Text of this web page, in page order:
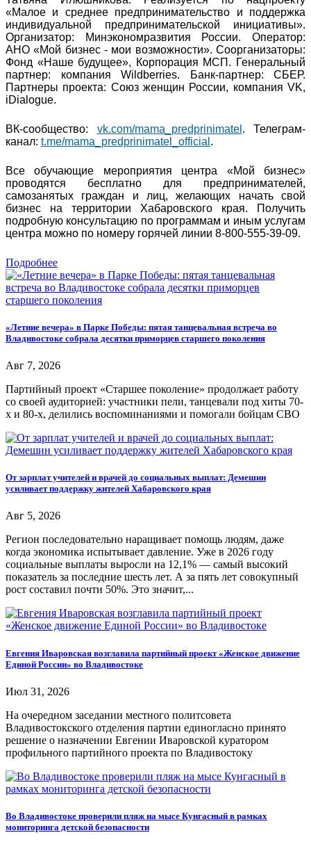
«Малое и среднее предпринимательство и поддержка
индивидуальной предпринимательской инициативы».
Организатор: Минэкономразвития России. Оператор:
АНО «Мой бизнес - мои возможности». Соорганизаторы:
Фонд «Наше будущее», Корпорация МСП. Генеральный
партнер: компания Wildberries. Банк-партнер: СБЕР.
Партнеры проекта: Союз женщин России, компания VK,
iDialogue.
ВК-сообщество: vk.com/mama_predprinimatel . Телеграм-
канал: t.me/mama_predprinimatel_official .
Все обучающие мероприятия центра «Мой бизнес»
проводятся бесплатно для предпринимателей,
самозанятых граждан и лиц, желающих начать свой
бизнес на территории Хабаровского края. Получить
подробную консультацию по программам и иным услугам
центра можно по номеру горячей линии 8-800-555-39-09.
Подробнее
«Летние вечера» в Парке Победы: пятая танцевальная встреча во
Владивостоке собрала десятки приморцев старшего поколения
Авг 7, 2026
Партийный проект «Старшее поколение» продолжает работу
со своей аудиторией: участники пели, танцевали под хиты 70-
х и 80-х, делились воспоминаниями и помогали бойцам СВО
От зарплат учителей и врачей до социальных выплат: Демешин
усиливает поддержку жителей Хабаровского края
Авг 5, 2026
Регион последовательно наращивает помощь людям, даже
когда экономика испытывает давление. Уже в 2026 году
социальные выплаты выросли на 12,1% — самый высокий
показатель за последние шесть лет. А за пять лет совокупный
рост составил почти 50%. Это значит,...
Евгения Иваровская возглавила партийный проект «Женское движение
Единой России» во Владивостоке
Июл 31, 2026
На очередном заседании местного политсовета
Владивостокского отделения партии единогласно принято
решение о назначении Евгении Иваровской куратором
профильного партийного проекта по Владивостоку
Во Владивостоке проверили пляж на мысе Кунгасный в рамках
мониторинга детской безопасности